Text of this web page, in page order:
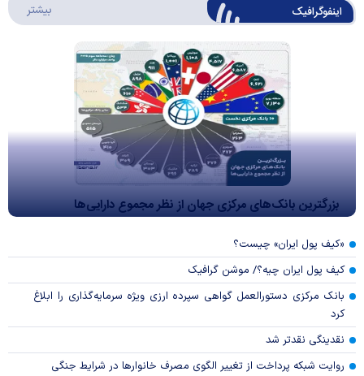
اینفوگرافیک بیشتر
بزرگترین بانک‌های مرکزی جهان از نظر مجموع دارایی‌ها
«کیف پول ایران» چیست؟
کیف پول ایران چیه؟/ موشن گرافیک
بانک مرکزی دستورالعمل گواهی سپرده ارزی ویژه سرمایه‌گذاری را ابلاغ
کرد
نقدینگی نقدتر شد
روایت شبکه پرداخت از تغییر الگوی مصرف خانوار‌ها در شرایط جنگی